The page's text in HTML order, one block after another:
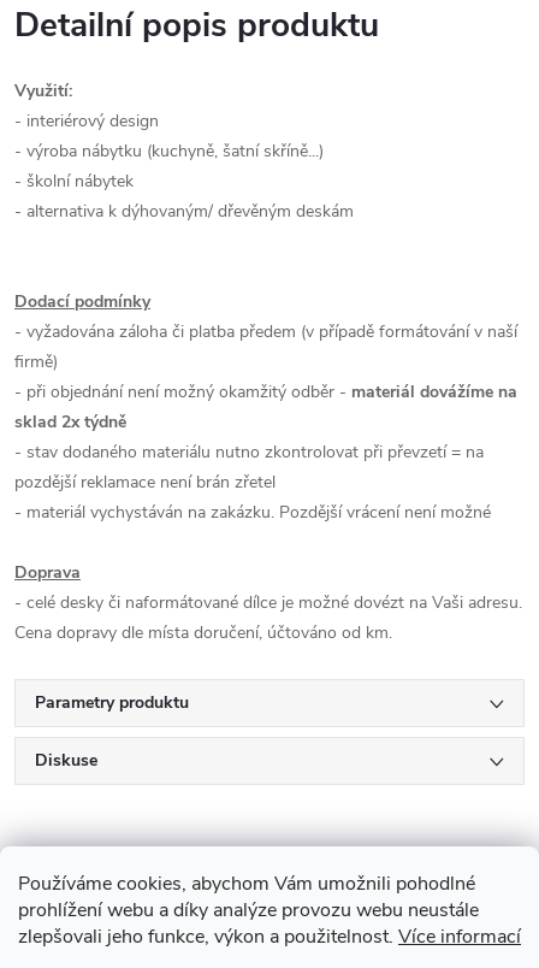
Používáme cookies, abychom Vám umožnili pohodlné
prohlížení webu a díky analýze provozu webu neustále
zlepšovali jeho funkce, výkon a použitelnost. Více informací
Detailní popis produktu
Využití:
- interiérový design
- výroba nábytku (kuchyně, šatní skříně...)
- školní nábytek
- alternativa k dýhovaným/ dřevěným deskám
Dodací podmínky
- vyžadována záloha či platba předem (v případě formátování v naší
firmě)
- při objednání není možný okamžitý odběr - materiál dovážíme na
sklad 2x týdně
- stav dodaného materiálu nutno zkontrolovat při převzetí = na
pozdější reklamace není brán zřetel
- materiál vychystáván na zakázku. Pozdější vrácení není možné
Doprava
- celé desky či naformátované dílce je možné dovézt na Vaši adresu.
Cena dopravy dle místa doručení, účtováno od km.
Parametry produktu
Diskuse